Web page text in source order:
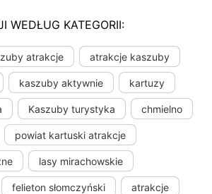
WEDŁUG KATEGORII:
atrakcje atrakcje kaszuby
kaszuby aktywnie kartuzy
Kaszuby turystyka chmielno
powiat kartuski atrakcje
lasy mirachowskie
felieton słomczyński atrakcje